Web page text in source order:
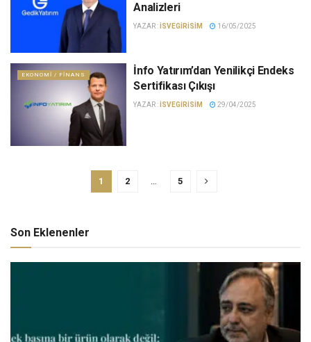
Analizleri
YAZAR :ISVEGIRISIM 16/05/2025
EKONOMI / FINANS
İnfo Yatırım’dan Yenilikçi Endeks
Sertifikası Çıkışı
YAZAR :ISVEGIRISIM 29/04/2025
1 2 … 5
Son Eklenenler